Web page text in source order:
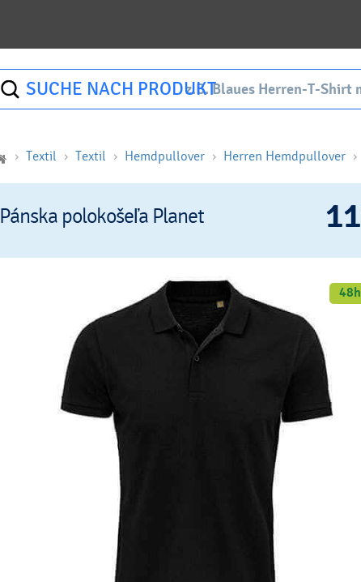
SUCHE NACH PRODUKT
Textil Textil Hemdpullover Herren Hemdpullover
Pánska polokošeľa Planet 11
48h